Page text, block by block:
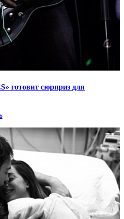
готовит сюрприз для